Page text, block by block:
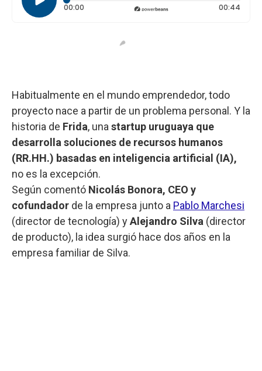
00:00 Tiempo transcurrido: 0 segundos 00:44
Habitualmente en el mundo emprendedor, todo
proyecto nace a partir de un problema personal. Y la
historia de Frida, una startup uruguaya que
desarrolla soluciones de recursos humanos
(RR.HH.) basadas en inteligencia artificial (IA),
no es la excepción.
Según comentó Nicolás Bonora, CEO y
cofundador de la empresa junto a Pablo Marchesi
(director de tecnología) yAlejandro Silva (director
de producto), la idea surgió hace dos años en la
empresa familiar de Silva.